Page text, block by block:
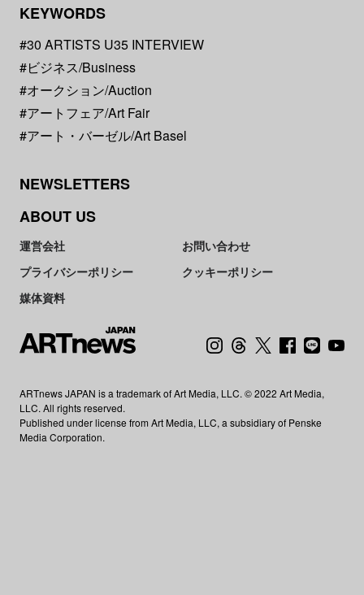
KEYWORDS
#30 ARTISTS U35 INTERVIEW
#ビジネス/Business
#オークション/Auction
#アートフェア/Art Fair
#アート・バーゼル/Art Basel
NEWSLETTERS
ABOUT US
運営会社
お問い合わせ
プライバシーポリシー
クッキーポリシー
媒体資料
ARTnews JAPAN is a trademark of Art Media, LLC. © 2022 Art Media,
LLC. All rights reserved.
Published under license from Art Media, LLC, a subsidiary of Penske
Media Corporation.